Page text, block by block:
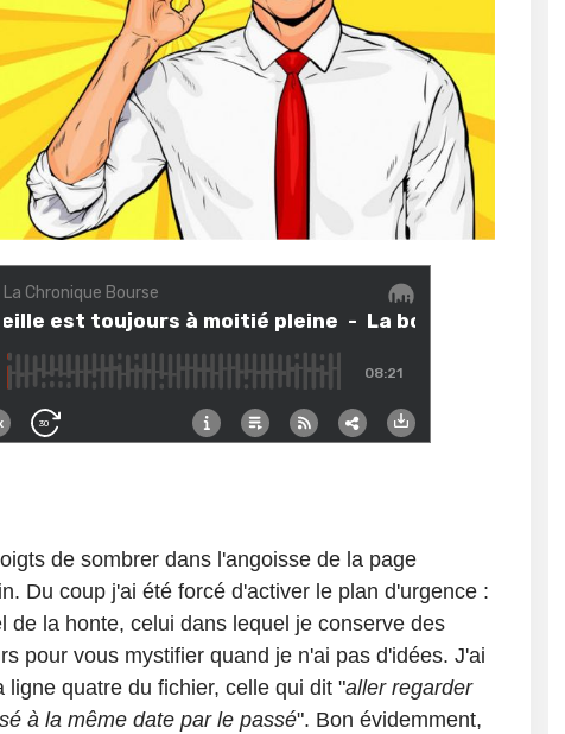
de sombrer dans l'angoisse de la page
Du coup j'ai été forcé d'activer le plan d'urgence :
de la honte, celui dans lequel je conserve des
pour vous mystifier quand je n'ai pas d'idées. J'ai
ligne quatre du fichier, celle qui dit "aller regarder
à la même date par le passé". Bon évidemment,